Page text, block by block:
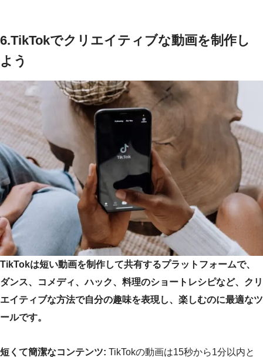
6.TikTokでクリエイティブな動画を制作し
よう
TikTokは短い動画を制作して共有するプラットフォームで、
ダンス、コメディ、ハック、料理のショートレシピなど、クリ
エイティブな方法で自分の趣味を表現し、楽しむのに最適なツ
ールです。
短くて簡潔なコンテンツ: TikTokの動画は15秒から1分以内と